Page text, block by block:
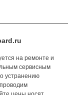
на ремонте и
сервисным
устранению